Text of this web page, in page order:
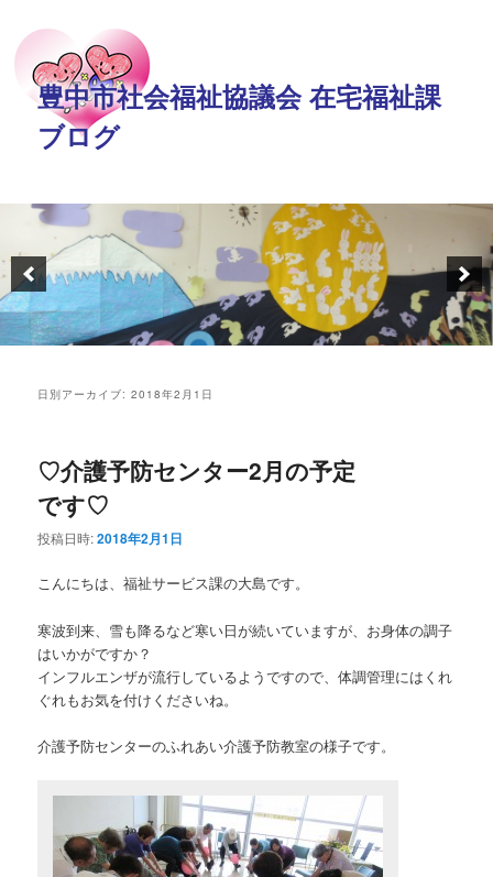
豊中市社会福祉協議会 在宅福祉課
ブログ
日別アーカイブ:2018年2月1日
♡介護予防センター2月の予定
です♡
投稿日時:2018年2月1日
こんにちは、福祉サービス課の大島です。
寒波到来、雪も降るなど寒い日が続いていますが、お身体の調子
はいかがですか？
インフルエンザが流行しているようですので、体調管理にはくれ
ぐれもお気を付けくださいね。
介護予防センターのふれあい介護予防教室の様子です。